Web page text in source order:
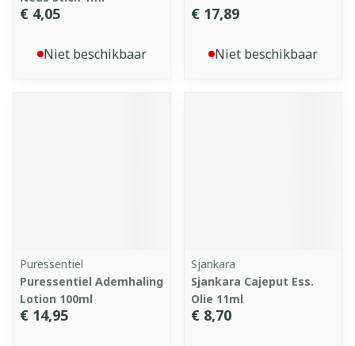
€ 4,05
Niet beschikbaar
€ 17,89
Niet beschikbaar
Puressentiel
Puressentiel Ademhaling
Lotion 100ml
€ 14,95
Sjankara
Sjankara Cajeput Ess.
Olie 11ml
€ 8,70